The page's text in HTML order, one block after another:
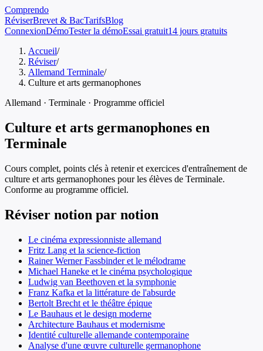
Comprendo
RéviserBrevet & BacTarifsBlog
ConnexionDémoTester la démoEssai gratuit14 jours gratuits
Accueil/
Réviser/
Allemand Terminale/
Culture et arts germanophones
Allemand · Terminale · Programme officiel
Culture et arts germanophones en
Terminale
Cours complet, points clés à retenir et exercices d'entraînement de
culture et arts germanophones pour les élèves de Terminale.
Conforme au programme officiel.
Réviser notion par notion
Le cinéma expressionniste allemand
Fritz Lang et la science-fiction
Rainer Werner Fassbinder et le mélodrame
Michael Haneke et le cinéma psychologique
Ludwig van Beethoven et la symphonie
Franz Kafka et la littérature de l'absurde
Bertolt Brecht et le théâtre épique
Le Bauhaus et le design moderne
Architecture Bauhaus et modernisme
Identité culturelle allemande contemporaine
Analyse d'une œuvre culturelle germanophone